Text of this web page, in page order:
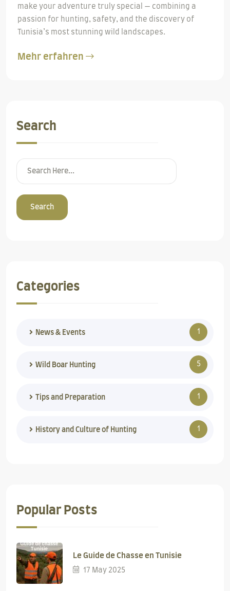
make your adventure truly special — combining a
passion for hunting, safety, and the discovery of
Tunisia’s most stunning wild landscapes.
Mehr erfahren
Search
Search
Categories
News & Events 1
Wild Boar Hunting 5
Tips and Preparation 1
History and Culture of Hunting 1
Popular Posts
Le Guide de Chasse en Tunisie
17 May 2025